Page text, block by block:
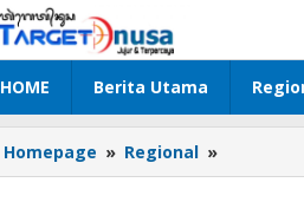
HOME Berita Utama
Homepage » Regional »
Kediri